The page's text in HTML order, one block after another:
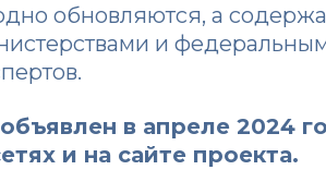
обновляются, а
и
в апреле 2024
и на сайте проекта.